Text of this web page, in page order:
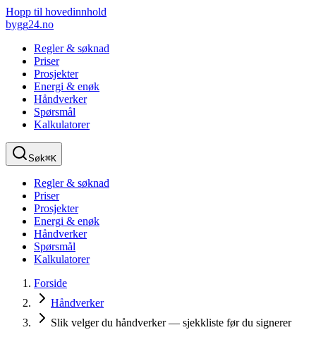
Hopp til hovedinnhold
bygg24.no
Regler & søknad
Priser
Prosjekter
Energi & enøk
Håndverker
Spørsmål
Kalkulatorer
Søk⌘K
Regler & søknad
Priser
Prosjekter
Energi & enøk
Håndverker
Spørsmål
Kalkulatorer
Forside
Håndverker
Slik velger du håndverker — sjekkliste før du signerer